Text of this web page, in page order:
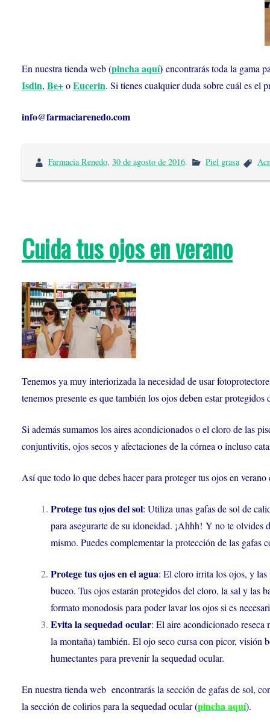
En nuestra tienda web (pincha aquí) encontrarás toda la gama
Isdin, Be+oEucerin. Si tienes cualquier duda sobre cuál es el
info@farmaciarenedo.com
Farmacia Renedo, 30 de agosto de 2016. Piel grasa
Cuida tus ojos en verano
Tenemos ya muy interiorizada la necesidad de usar
tenemos presente es que también los ojos deben estar
Si además sumamos los aires acondicionados o el cloro de las
conjuntivitis, ojos secos y afectaciones de la córnea o incluso
Así que todo lo que debes hacer para proteger tus ojos en
Protege tus ojos del sol: Utiliza unas gafas de sol de
para asegurarte de su idoneidad. ¡Ahhh! Y no te olvides
mismo. Puedes complementar la protección de las gafas
Protege tus ojos en el agua: El cloro irrita los ojos, y las
buceo. Tus ojos estarán protegidos del cloro, la sal y las
formato monodosis para poder lavar los ojos si es
Evita la sequedad ocular: El aire acondicionado
la montaña) también. El ojo seco cursa con picor, visión
humectantes para prevenir la sequedad ocular.
En nuestra tienda web encontrarás la sección de gafas de sol,
la sección de colirios para la sequedad ocular (pincha aquí).